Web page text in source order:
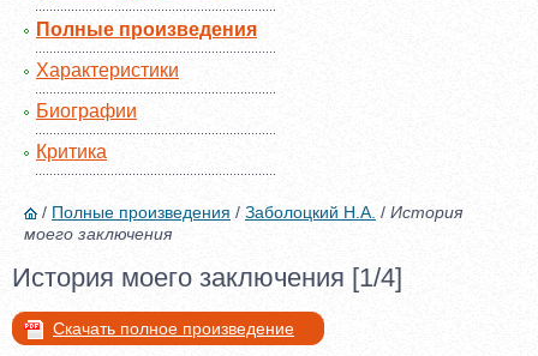
Полные произведения
Характеристики
Биографии
Критика
/ Полные произведения / Заболоцкий Н.А. / История
моего заключения
История моего заключения [1/4]
Скачать полное произведение